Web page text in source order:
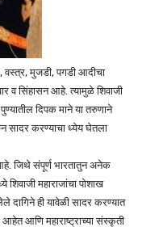
वस्त्र, मुजडी, पगडी आदीचा
व सिंहासन आहे. त्यामुळे शिवाजी
पुण्यातील दिपक माने या तरुणाने
सादर करण्याचा ध्येय घेतला
जिथे संपूर्ण भारतातुन अनेक
महाराजांचा पोशाख
ही यावेळी सादर करण्यात
आणि महाराष्ट्राच्या संस्कृती